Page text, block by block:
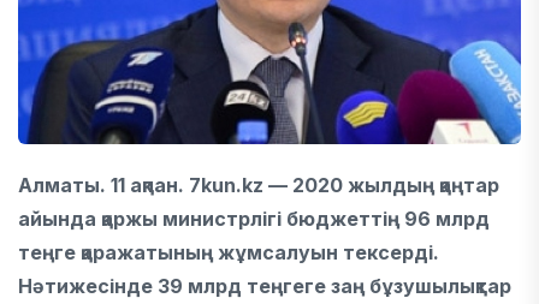
Алматы. 11 ақпан. 7kun.kz — 2020 жылдың қаңтар
айында қаржы министрлігі бюджеттің 96 млрд
теңге қаражатының жұмсалуын тексерді.
Нәтижесінде 39 млрд теңгеге заң бұзушылықтар